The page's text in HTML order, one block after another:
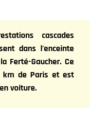
cascades
dans l'enceinte
Ferté-Gaucher. Ce
de Paris et est
voiture.